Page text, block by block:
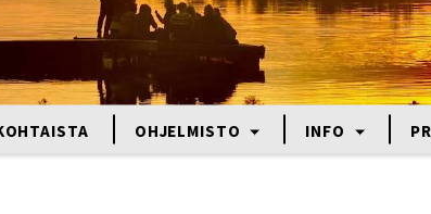
OHJELMISTO INFO